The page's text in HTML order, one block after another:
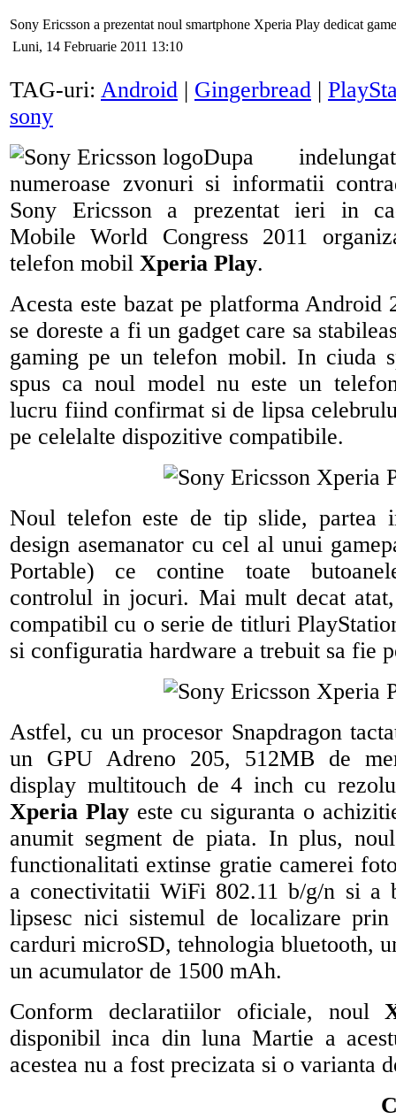
Sony Ericsson a prezentat noul smartphone Xperia Play dedicat
Luni, 14 Februarie 2011 13:10
TAG-uri: Android | Gingerbread |
sony
Dupa
numeroase zvonuri si informatii
Sony Ericsson a prezentat ieri in
Mobile World Congress 2011
telefon mobil Xperia Play.
Acesta este bazat pe platforma Android
se doreste a fi un gadget care sa
gaming pe un telefon mobil. In ciuda
spus ca noul model nu este un
lucru fiind confirmat si de lipsa
pe celelalte dispozitive compatibile.
Noul telefon este de tip slide, partea
design asemanator cu cel al unui
Portable) ce contine toate
controlul in jocuri. Mai mult decat
compatibil cu o serie de titluri
si configuratia hardware a trebuit sa fie
Astfel, cu un procesor Snapdragon
un GPU Adreno 205, 512MB de
display multitouch de 4 inch cu
Xperia Playeste cu siguranta o
anumit segment de piata. In plus,
functionalitati extinse gratie camerei
a conectivitatii WiFi 802.11 b/g/n si a
lipsesc nici sistemul de localizare
carduri microSD, tehnologia bluetooth,
un acumulator de 1500 mAh.
Conform declaratiilor oficiale, noul
disponibil inca din luna Martie a
acestea nu a fost precizata si o varianta